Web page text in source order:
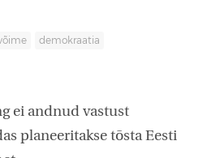
demokraatia
ei andnud vastust
planeeritakse tõsta Eesti